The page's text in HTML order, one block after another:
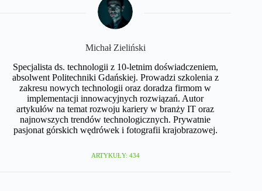
Michał Zieliński
Specjalista ds. technologii z 10-letnim doświadczeniem,
absolwent Politechniki Gdańskiej. Prowadzi szkolenia z
zakresu nowych technologii oraz doradza firmom w
implementacji innowacyjnych rozwiązań. Autor
artykułów na temat rozwoju kariery w branży IT oraz
najnowszych trendów technologicznych. Prywatnie
pasjonat górskich wędrówek i fotografii krajobrazowej.
ARTYKUŁY: 434